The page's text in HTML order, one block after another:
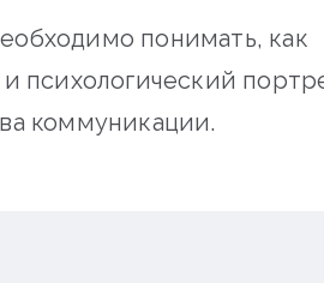
понимать, как
психологический
коммуникации.